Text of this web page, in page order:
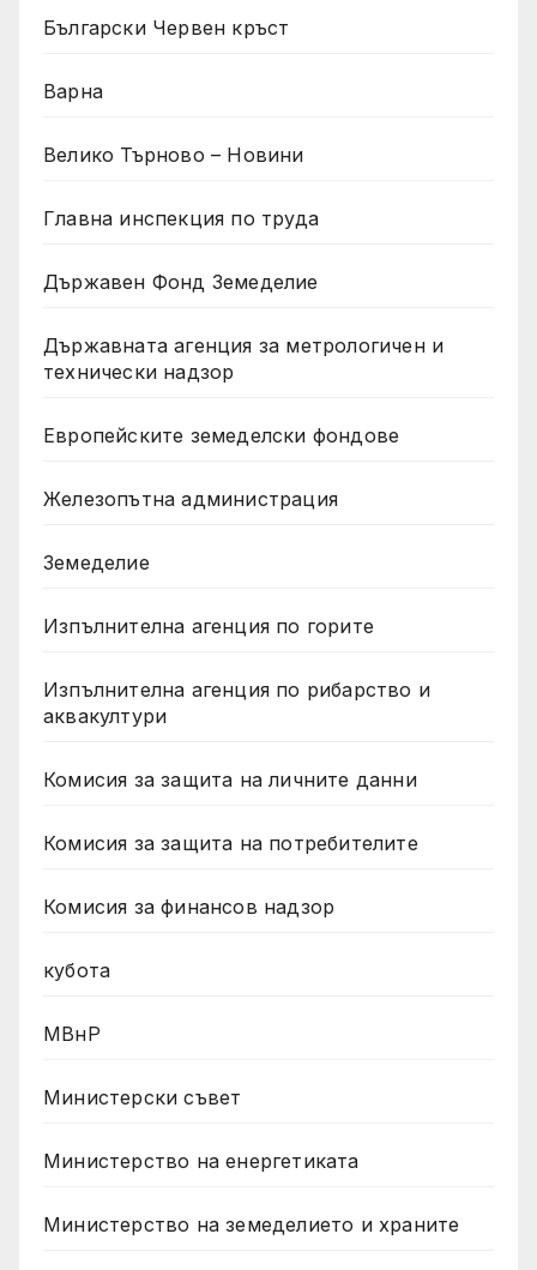
Български Червен кръст
Варна
Велико Търново – Новини
Главна инспекция по труда
Държавен Фонд Земеделие
Държавната агенция за метрологичен и
технически надзор
Европейските земеделски фондове
Железопътна администрация
Земеделие
Изпълнителна агенция по горите
Изпълнителна агенция по рибарство и
аквакултури
Комисия за защита на личните данни
Комисия за защита на потребителите
Комисия за финансов надзор
кубота
МВнР
Министерски съвет
Министерство на енергетиката
Министерство на земеделието и храните